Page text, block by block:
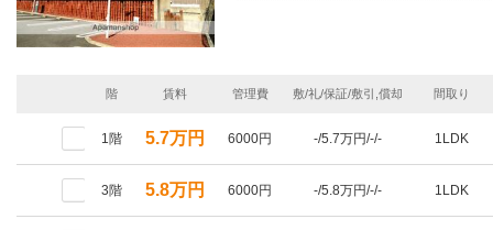
階 賃料 管理費 敷/礼/保証/敷引,償却 間取り
1階 5.7万円 6000円 -/5.7万円/-/- 1LDK
3階 5.8万円 6000円 -/5.8万円/-/- 1LDK